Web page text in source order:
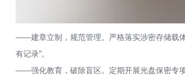
——建章立制，规范管理。严格落实涉密存储载
有记录”。
——强化教育，破除盲区。定期开展光盘保密专